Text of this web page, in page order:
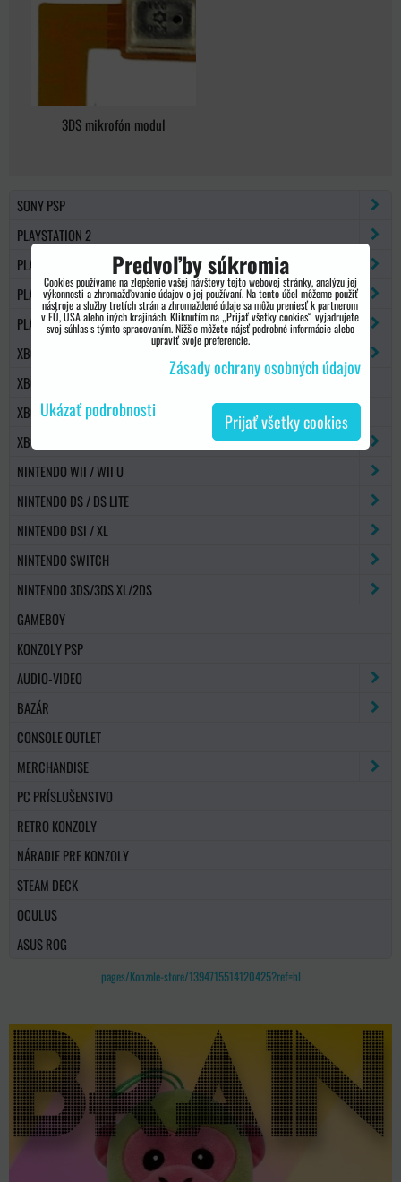
3DS mikrofón modul
SONY PSP
PLAYSTATION 2
PLAYSTATION 3
PLAYSTATION 4
PLAYSTATION 5
XBOX 360
XBOX 360 SLIM
XBOX ONE
XBOX SERIES X/S
NINTENDO WII / WII U
NINTENDO DS / DS LITE
NINTENDO DSI / XL
NINTENDO SWITCH
NINTENDO 3DS/3DS XL/2DS
GAMEBOY
KONZOLY PSP
AUDIO-VIDEO
BAZÁR
CONSOLE OUTLET
MERCHANDISE
PC PRÍSLUŠENSTVO
RETRO KONZOLY
NÁRADIE PRE KONZOLY
STEAM DECK
OCULUS
ASUS ROG
pages/Konzole-store/1394715514120425?ref=hl
Predvoľby súkromia
Cookies používame na zlepšenie vašej návštevy tejto webovej stránky, analýzu jej
výkonnosti a zhromažďovanie údajov o jej používaní. Na tento účel môžeme použiť
nástroje a služby tretích strán a zhromaždené údaje sa môžu preniesť k partnerom
v EÚ, USA alebo iných krajinách. Kliknutím na „Prijať všetky cookies“ vyjadrujete
svoj súhlas s týmto spracovaním. Nižšie môžete nájsť podrobné informácie alebo
upraviť svoje preferencie.
Zásady ochrany osobných údajov
Ukázať podrobnosti
Prijať všetky cookies